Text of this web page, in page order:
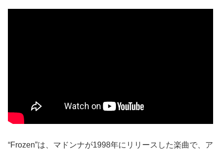
“Frozen”は、マドンナが1998年にリリースした楽曲で、ア